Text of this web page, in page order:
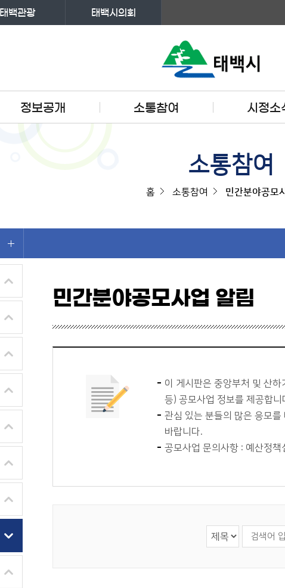
태백관광 태백시의회
정보공개 소통참여 시정소
소통참여
홈 소통참여 민간분야공모
민간분야공모사업 알림
이 게시판은 중앙부처 및 산
등) 공모사업 정보를 제공합니
관심 있는 분들의 많은 응모
바랍니다.
공모사업 문의사항 : 예산정